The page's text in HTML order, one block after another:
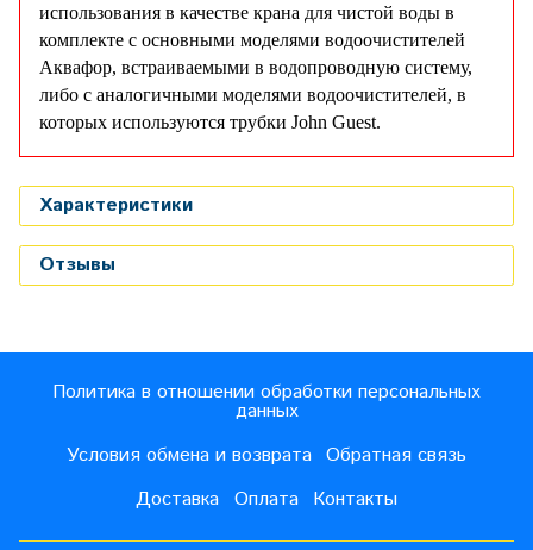
использования в качестве крана для чистой воды в
комплекте с основными моделями водоочистителей
Аквафор, встраиваемыми в водопроводную систему,
либо с аналогичными моделями водоочистителей, в
которых используются трубки John Guest.
Характеристики
Отзывы
Политика в отношении обработки персональных
данных
Условия обмена и возврата Обратная связь
Доставка Оплата Контакты